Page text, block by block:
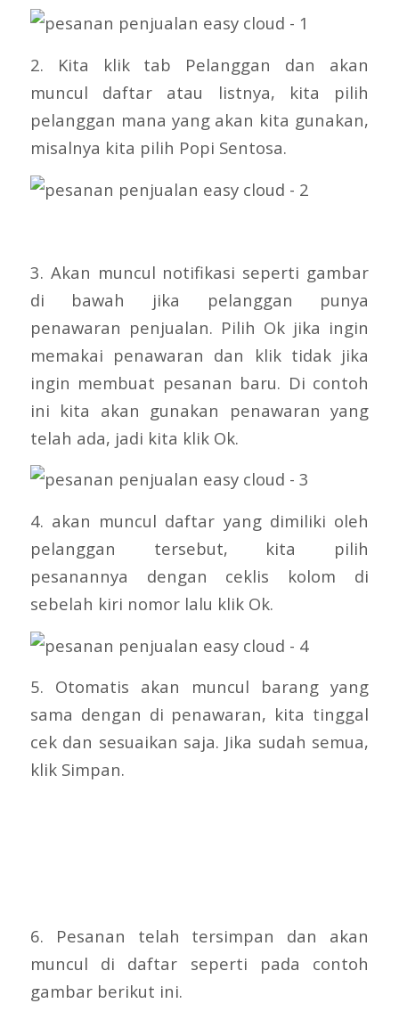
2. Kita klik tab Pelanggan dan akan
muncul daftar atau listnya, kita pilih
pelanggan mana yang akan kita gunakan,
misalnya kita pilih Popi Sentosa.
3. Akan muncul notifikasi seperti gambar
di bawah jika pelanggan punya
penawaran penjualan. Pilih Ok jika ingin
memakai penawaran dan klik tidak jika
ingin membuat pesanan baru. Di contoh
ini kita akan gunakan penawaran yang
telah ada, jadi kita klik Ok.
4. akan muncul daftar yang dimiliki oleh
pelanggan tersebut, kita pilih
pesanannya dengan ceklis kolom di
sebelah kiri nomor lalu klik Ok.
5. Otomatis akan muncul barang yang
sama dengan di penawaran, kita tinggal
cek dan sesuaikan saja. Jika sudah semua,
klik Simpan.
6. Pesanan telah tersimpan dan akan
muncul di daftar seperti pada contoh
gambar berikut ini.